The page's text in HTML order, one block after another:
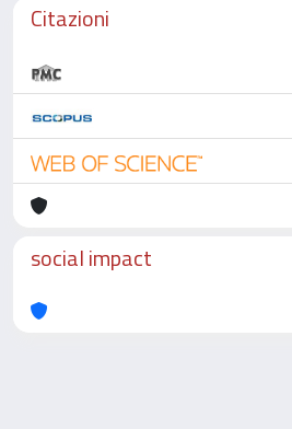
Citazioni
social impact